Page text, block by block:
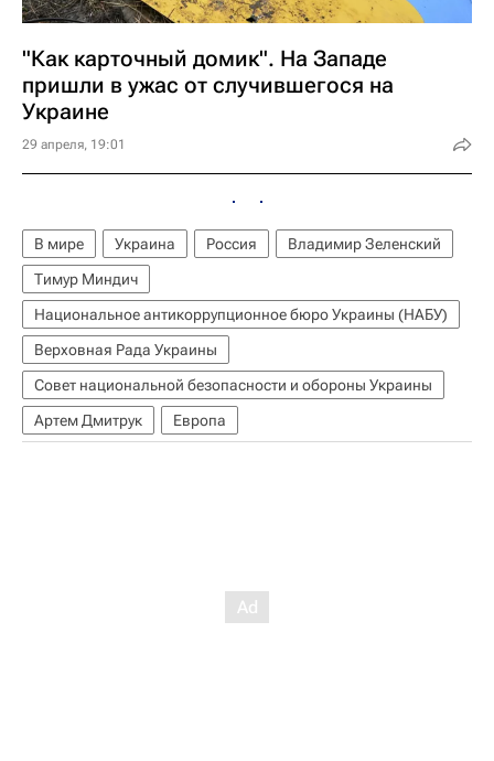
"Как карточный домик". На Западе
пришли в ужас от случившегося на
Украине
29 апреля, 19:01
В мире Украина Россия
Владимир Зеленский
Тимур Миндич
Национальное антикоррупционное бюро Украины (НАБУ)
Верховная Рада Украины
Совет национальной безопасности и обороны Украины
Артем Дмитрук
Европа